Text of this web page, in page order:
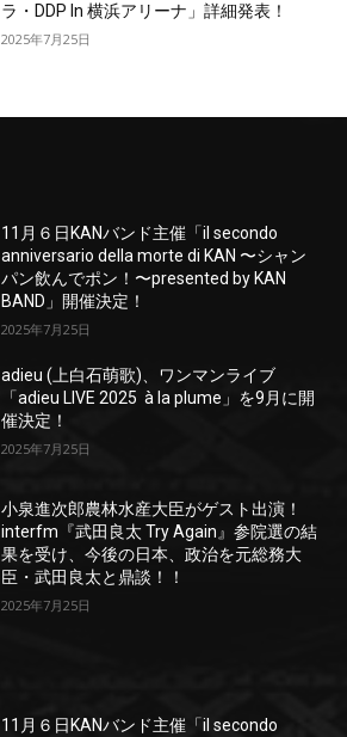
ラ・DDP In 横浜アリーナ」詳細発表！
2025年7月25日
11月６日KANバンド主催「il secondo
anniversario della morte di KAN 〜シャン
パン飲んでポン！〜presented by KAN
BAND」開催決定！
2025年7月25日
adieu (上白石萌歌)、ワンマンライブ
「adieu LIVE 2025 à la plume」を9月に開
催決定！
2025年7月25日
小泉進次郎農林水産大臣がゲスト出演！
interfm『武田良太 Try Again』参院選の結
果を受け、今後の日本、政治を元総務大
臣・武田良太と鼎談！！
2025年7月25日
11月６日KANバンド主催「il secondo